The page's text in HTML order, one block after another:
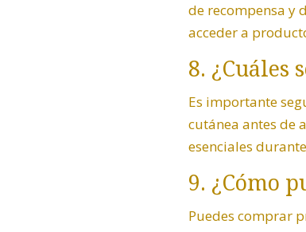
de recompensa y
acceder a
8. ¿Cuáles
Es importante
cutánea antes de
esenciales
9. ¿Cómo
Puedes comprar